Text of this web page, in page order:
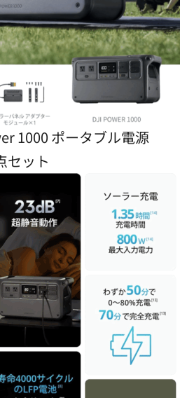
1000 ポータブル電源
セット